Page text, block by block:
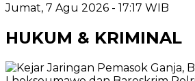
Jumat, 7 Agu 2026 - 17:17 WIB
HUKUM & KRIMINAL